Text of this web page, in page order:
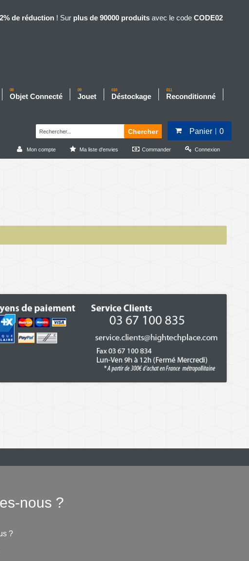
2% de réduction ! Sur plus de 90000 produits avec le code CODE02
08
Objet Connecté
09
Jouet
010
Déstockage
011
Reconditionné
Panier
0
Chercher
Mon compte Ma liste d'envies Commander Connexion
nous ?
?